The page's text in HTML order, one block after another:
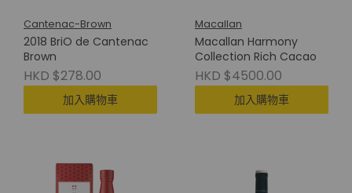
Cantenac-Brown
2018 BriO de Cantenac
Brown
HKD $278.00
加入購物車
Macallan
Macallan Harmony
Collection Rich Cacao
HKD $4500.00
加入購物車